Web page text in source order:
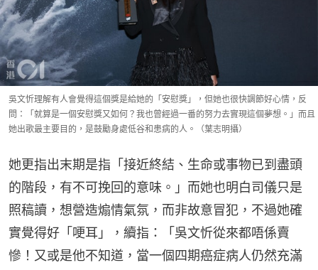
吳文忻理解有人會覺得這個獎是給她的「安慰獎」，但她也很快調節好心情，反
問：「就算是一個安慰獎又如何？我也曾經過一番的努力去實現這個夢想。」而且
她出歌最主要目的，是鼓勵身處低谷和患病的人。（葉志明攝）
她更指出末期是指「接近終結、生命或事物已到盡頭
的階段，有不可挽回的意味。」而她也明白司儀只是
照稿讀，想營造煽情氣氛，而非故意冒犯，不過她確
實覺得好「哽耳」，續指：「吳文忻從來都唔係賣
慘！又或是他不知道，當一個四期癌症病人仍然充滿